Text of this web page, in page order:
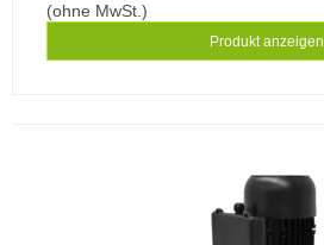
(ohne MwSt.)
Produkt anzeigen